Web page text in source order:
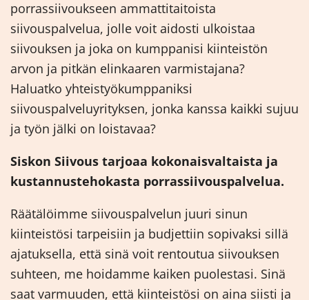
porrassiivoukseen ammattitaitoista
siivouspalvelua, jolle voit aidosti ulkoistaa
siivouksen ja joka on kumppanisi kiinteistön
arvon ja pitkän elinkaaren varmistajana?
Haluatko yhteistyökumppaniksi
siivouspalveluyrityksen, jonka kanssa kaikki sujuu
ja työn jälki on loistavaa?
Siskon Siivous tarjoaa kokonaisvaltaista ja
kustannustehokasta porrassiivouspalvelua.
Räätälöimme siivouspalvelun juuri sinun
kiinteistösi tarpeisiin ja budjettiin sopivaksi sillä
ajatuksella, että sinä voit rentoutua siivouksen
suhteen, me hoidamme kaiken puolestasi. Sinä
saat varmuuden, että kiinteistösi on aina siisti ja